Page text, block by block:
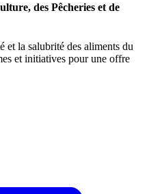
des Pêcheries et de
et la salubrité des aliments du
et initiatives pour une offre